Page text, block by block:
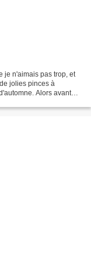
je n'aimais pas trop, et
jolies pinces à
Alors avant